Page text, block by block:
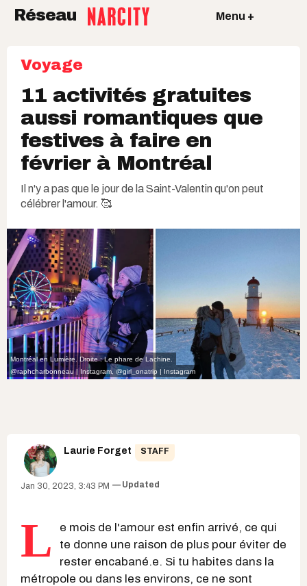
Réseau Menu +
Voyage
11 activités gratuites
aussi romantiques que
festives à faire en
février à Montréal
Il n'y a pas que le jour de la Saint-Valentin qu'on peut
célébrer l'amour. 🥰
Montréal en Lumière. Droite : Le phare de Lachine.
@raphcharbonneau | Instagram @girl_onatrip | Instagram
Laurie Forget STAFF
Jan 30, 2023, 3:43 PM Updated
L
e mois de l'amour est enfin arrivé, ce qui
te donne une raison de plus pour éviter de
rester encabané.e. Si tu habites dans la
métropole ou dans les environs, ce ne sont